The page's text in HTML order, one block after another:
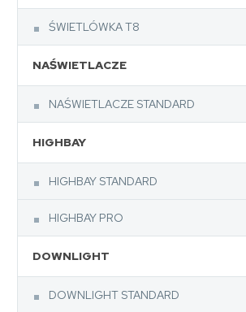
ŚWIETLÓWKA T8
NAŚWIETLACZE
NAŚWIETLACZE STANDARD
HIGHBAY
HIGHBAY STANDARD
HIGHBAY PRO
DOWNLIGHT
DOWNLIGHT STANDARD